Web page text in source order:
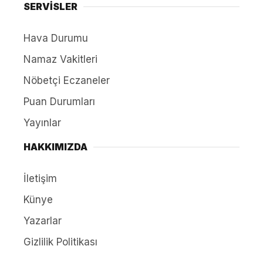
SERVİSLER
Hava Durumu
Namaz Vakitleri
Nöbetçi Eczaneler
Puan Durumları
Yayınlar
HAKKIMIZDA
İletişim
Künye
Yazarlar
Gizlilik Politikası